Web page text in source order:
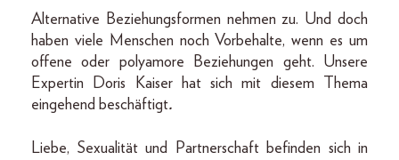
Alternative Beziehungsformen nehmen zu. Und doch
haben viele Menschen noch Vorbehalte, wenn es um
offene oder polyamore Beziehungen geht. Unsere
Expertin Doris Kaiser hat sich mit diesem Thema
eingehend beschäftigt.
Liebe, Sexualität und Partnerschaft befinden sich in